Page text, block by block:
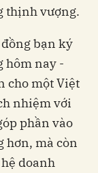
thịnh vượng.
bạn ký
hôm nay -
cho một Việt
nhiệm với
phần vào
hơn, mà còn
doanh